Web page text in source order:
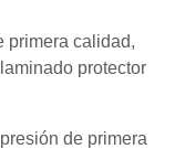
primera calidad,
protector
de primera